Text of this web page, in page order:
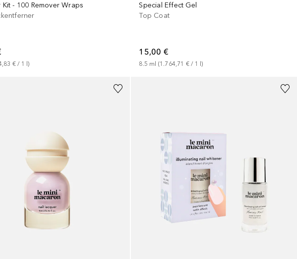
Kit - 100 Remover Wraps
€ / 1 l)
Special Effect Gel
Top Coat
15,00 €
8.5 ml (1.764,71 € / 1 l)